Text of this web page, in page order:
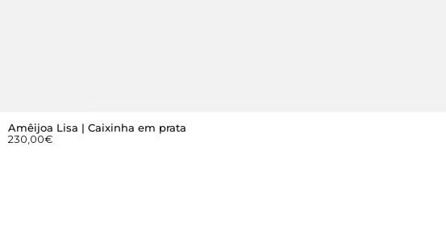
Amêijoa Lisa | Caixinha em prata
230,00€